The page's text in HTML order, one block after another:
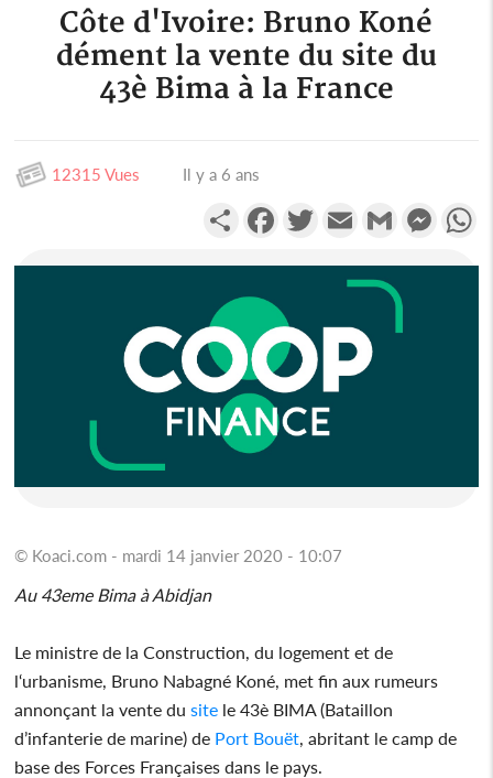
Côte d'Ivoire: Bruno Koné
dément la vente du site du
43è Bima à la France
12315 Vues Il y a 6 ans
PartagerFacebookTwitterEmail Gmail
© Koaci.com - mardi 14 janvier 2020 - 10:07
Au 43eme Bima à Abidjan
Le ministre de la Construction, du logement et de
l‘urbanisme, Bruno Nabagné Koné, met fin aux rumeurs
annonçant la vente dusite le 43è BIMA (Bataillon
d’infanterie de marine) de Port Bouët , abritant le camp de
base des Forces Françaises dans le pays.